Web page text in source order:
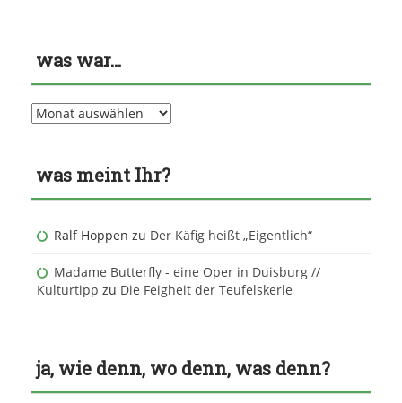
was war…
was
war…
was meint Ihr?
Ralf Hoppen zu Der Käfig heißt „Eigentlich“
Madame Butterfly - eine Oper in Duisburg //
Kulturtipp zu Die Feigheit der Teufelskerle
ja, wie denn, wo denn, was denn?